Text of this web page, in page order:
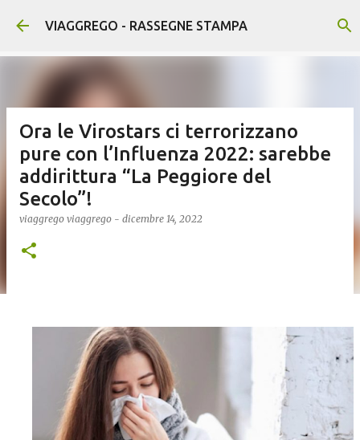
Passa ai contenuti principali
VIAGGREGO - RASSEGNE STAMPA
Ora le Virostars ci terrorizzano
pure con l’Influenza 2022: sarebbe
addirittura “La Peggiore del
Secolo”!
viaggrego viaggrego - dicembre 14, 2022